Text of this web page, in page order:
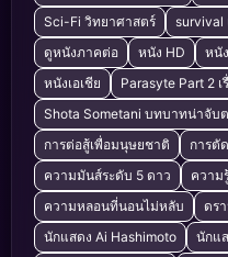
Sci-Fi วิทยาศาสตร์
survival
ดูหนังภาคต่อ
หนัง HD หนั
หนังเอเชีย
Parasyte Part 2 เ
Shota Sometani บทบาทน่าจับ
การต่อสู้เพื่อมนุษยชาติ
การตั
ความมันส์ระดับ 5 ดาว
ความ
ความหลอนที่นอนไม่หลับ
ดร
นักแสดง Ai Hashimoto
นักแ